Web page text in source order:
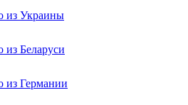
из Украины
из Беларуси
из Германии